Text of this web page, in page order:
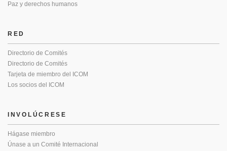
Paz y derechos humanos
RED
Directorio de Comités
Directorio de Comités
Tarjeta de miembro del ICOM
Los socios del ICOM
INVOLÚCRESE
Hágase miembro
Únase a un Comité Internacional